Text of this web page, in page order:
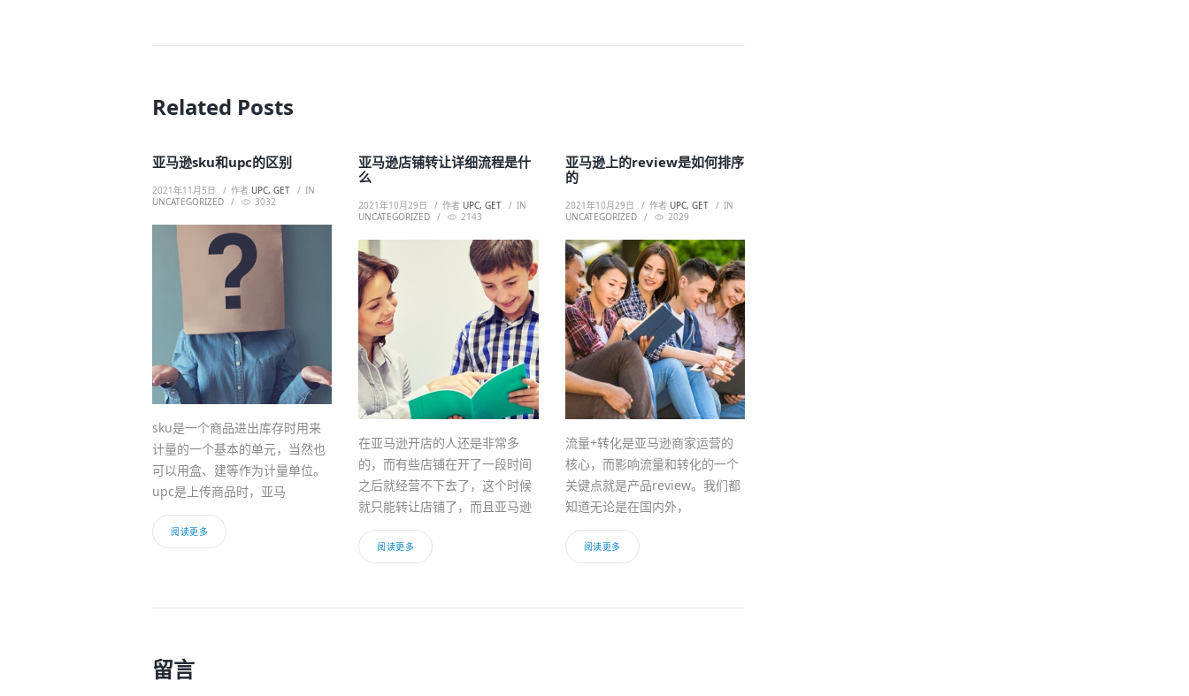
Related Posts
亚马逊sku和upc的区别
2021年11月5日 作者 UPC, GET
IN
UNCATEGORIZED
3032
sku是一个商品进出库存时用来
计量的一个基本的单元，当然也
可以用盒、建等作为计量单位。
upc是上传商品时，亚马
阅读更多
亚马逊店铺转让详细流程是什
么
2021年10月29日 作者 UPC, GET
IN
UNCATEGORIZED
2143
在亚马逊开店的人还是非常多
的，而有些店铺在开了一段时间
之后就经营不下去了，这个时候
就只能转让店铺了，而且亚马逊
阅读更多
亚马逊上的review是如何排序
的
2021年10月29日 作者 UPC, GET
IN
UNCATEGORIZED
2029
流量+转化是亚马逊商家运营的
核心，而影响流量和转化的一个
关键点就是产品review。我们都
知道无论是在国内外，
阅读更多
留言